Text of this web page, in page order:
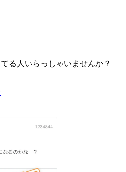
る人いらっしゃいませんか？